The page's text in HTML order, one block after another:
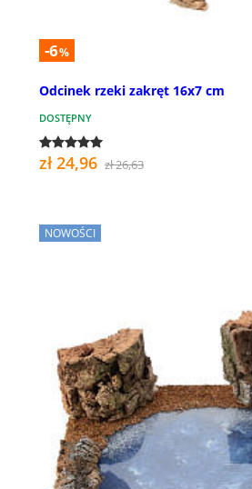
-6%
Odcinek rzeki zakręt 16x7 cm
DOSTĘPNY
zł 24,96 zł 26,63
NOWOŚCI